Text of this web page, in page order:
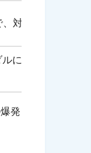
対話能力が大きく
に対応。司法試験
発